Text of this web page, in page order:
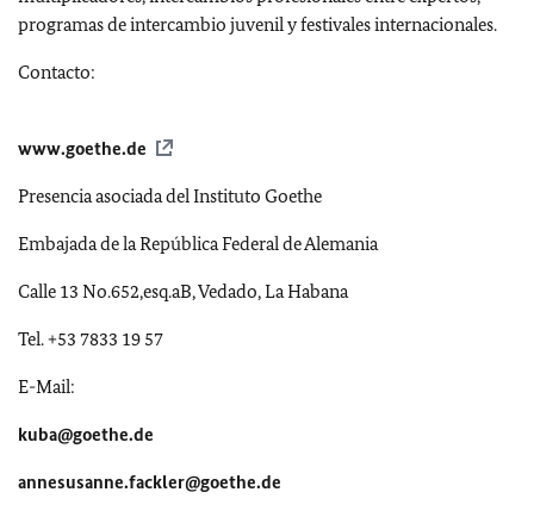
programas de intercambio juvenil y festivales internacionales.
Contacto:
www.goethe.de
Presencia asociada del Instituto Goethe
Embajada de la República Federal de Alemania
Calle 13 No.652,esq.aB, Vedado, La Habana
Tel. +53 7833 19 57
E-Mail:
kuba@goethe.de
annesusanne.fackler@goethe.de